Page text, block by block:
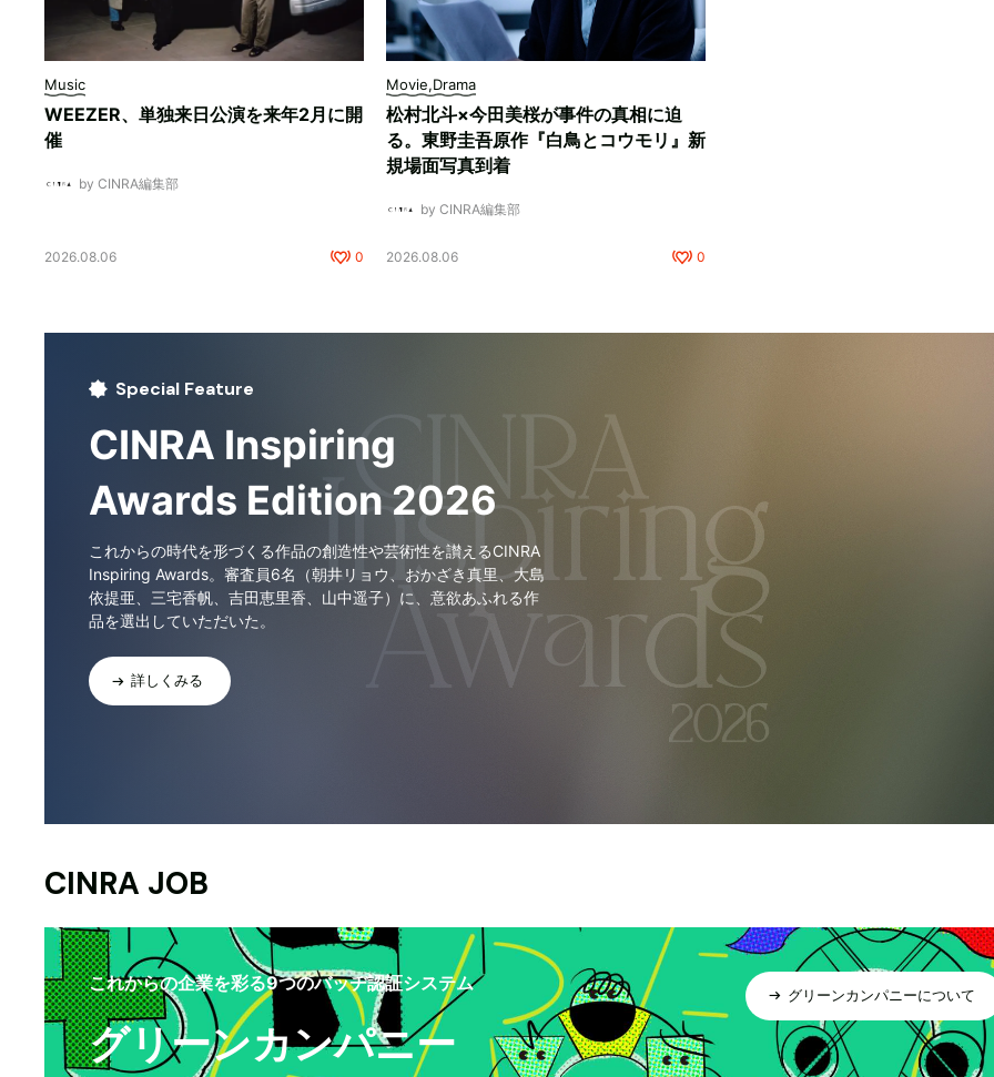
Music
WEEZER、単独来日公演を来年2月に開
催
by CINRA編集部
2026.08.06 0
Movie,Drama
松村北斗×今田美桜が事件の真相に迫
る。東野圭吾原作『白鳥とコウモリ』新
規場面写真到着
by CINRA編集部
2026.08.06 0
Special Feature
CINRA Inspiring
Awards Edition 2026
これからの時代を形づくる作品の創造性や芸術性を讃えるCINRA
Inspiring Awards。審査員6名（朝井リョウ、おかざき真里、大島
依提亜、三宅香帆、吉田恵里香、山中遥子）に、意欲あふれる作
品を選出していただいた。
詳しくみる
CINRA JOB
これからの企業を彩る9つのバッヂ認証システム
グリーンカンパニー
グリーンカンパニーについて